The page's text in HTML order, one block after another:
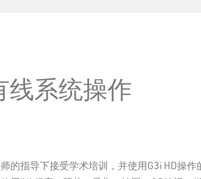
线系统操作
的指导下接受学术培训，并使用G3i HD操